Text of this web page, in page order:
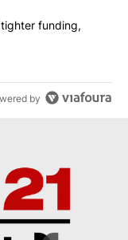
warn of tighter
funding,
by